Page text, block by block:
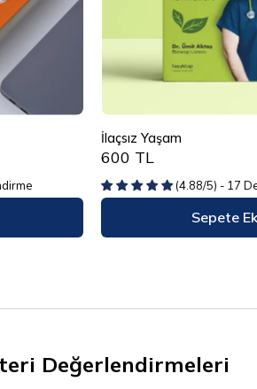
İlaçsız Yaşam
600 TL
(4.88/5) - 17
Sepete
Değerlendirmeleri